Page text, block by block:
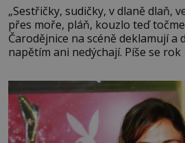
„Sestřičky, sudičky, v dlaně dlaň,
přes moře, pláň, kouzlo teď
Čarodějnice na scéně deklamují a
napětím ani nedýchají. Píše se
Tragédii o Macbethovi. Napsal ji
v roce 1603 vystřídal